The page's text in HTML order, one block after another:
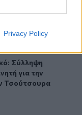
Privacy Policy
διακινητή για
Σύλληψη
Σύλληψη
για την
Τσούτσουρα